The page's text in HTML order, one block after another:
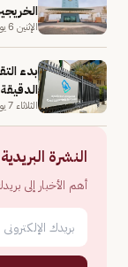
الإثنين 6 يوليو 2026
بدء
الثلاثاء 7 يوليو 2026
النشرة البريدية
أهم الأخبار إلى